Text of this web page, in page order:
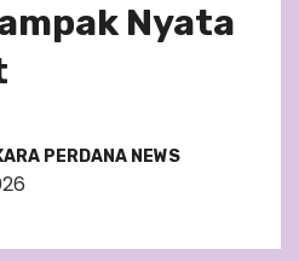
Nyata
PERDANA NEWS